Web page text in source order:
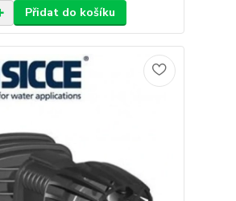
Přidat do košíku